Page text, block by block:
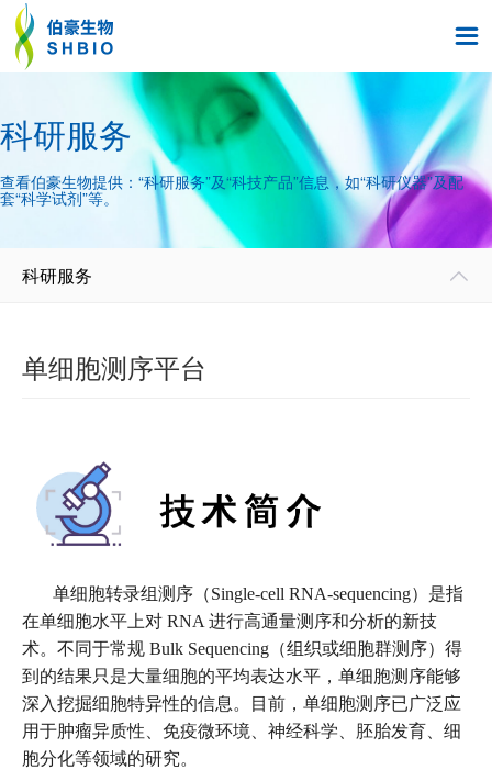

科研服务
查看伯豪生物提供：“科研服务”及“科技产品”信息，如“科研仪器”及配
套“科学试剂”等。
科研服务 
单细胞测序平台
单细胞转录组测序（Single-cell RNA-sequencing）是指
在单细胞水平上对 RNA 进行高通量测序和分析的新技
术。不同于常规 Bulk Sequencing（组织或细胞群测序）得
到的结果只是大量细胞的平均表达水平，单细胞测序能够
深入挖掘细胞特异性的信息。目前，单细胞测序已广泛应
用于肿瘤异质性、免疫微环境、神经科学、胚胎发育、细
胞分化等领域的研究。